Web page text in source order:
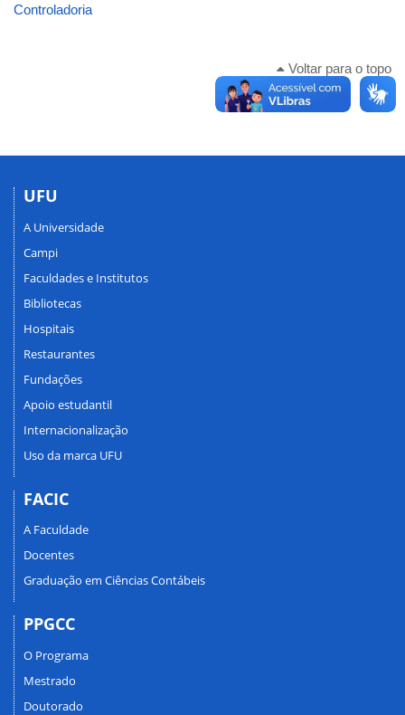
Controladoria
Voltar para o topo
UFU
A Universidade
Campi
Faculdades e Institutos
Bibliotecas
Hospitais
Restaurantes
Fundações
Apoio estudantil
Internacionalização
Uso da marca UFU
FACIC
A Faculdade
Docentes
Graduação em Ciências Contábeis
PPGCC
O Programa
Mestrado
Doutorado